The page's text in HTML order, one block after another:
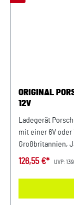
ORIGINAL
12V
Ladegerät
mit einer 6V oder
Großbritannien,
Beschädigung,
Batterien Lädt
der Batterie zu verlängern Verkauf
126,55 €* UVP: